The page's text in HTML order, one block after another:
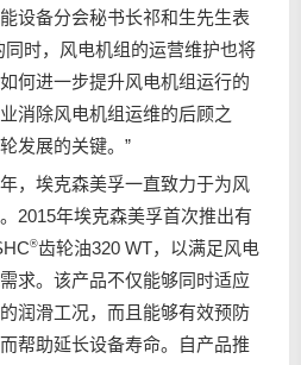
设备分会秘书长祁和生先生表
同时，风电机组的运营维护也将
何进一步提升风电机组运行的
消除风电机组运维的后顾之
发展的关键。”
埃克森美孚一直致力于为风
2015年埃克森美孚首次推出有
®齿轮油320 WT，以满足风电
求。该产品不仅能够同时适应
润滑工况，而且能够有效预防
帮助延长设备寿命。自产品推